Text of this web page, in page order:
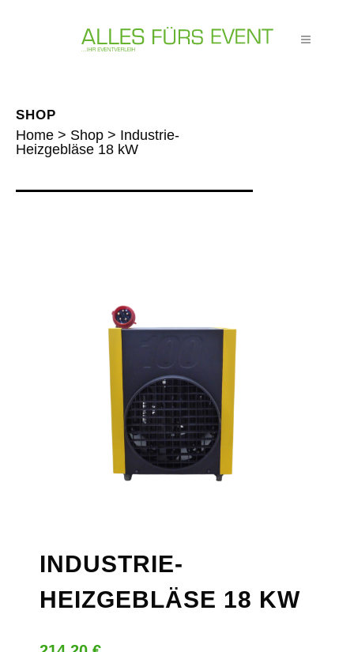
SHOP
Home > Shop > Industrie-
Heizgebläse 18 kW
INDUSTRIE-
HEIZGEBLÄSE 18 KW